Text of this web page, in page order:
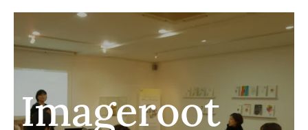
Imageroot